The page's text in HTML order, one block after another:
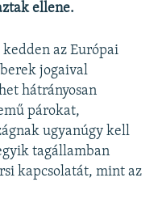
ellene.
az Európai
jogaival
hátrányosan
párokat,
ugyanúgy kell
tagállamban
kapcsolatát, mint az